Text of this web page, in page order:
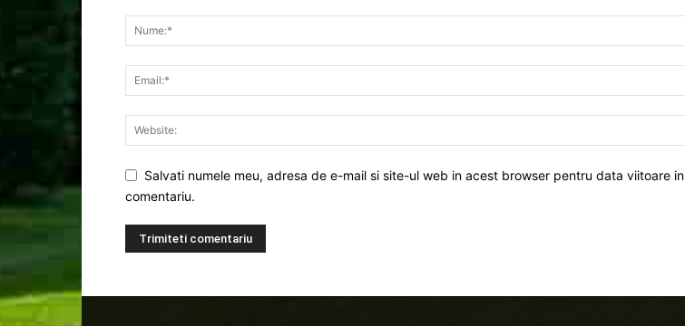
Salvati numele meu, adresa de e-mail si site-ul web in acest browser pentru data viitoare in
comentariu.